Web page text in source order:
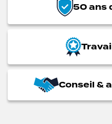
50 ans
Conseil &